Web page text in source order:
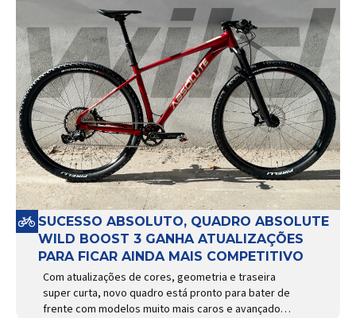
SUCESSO ABSOLUTO, QUADRO ABSOLUTE
WILD BOOST 3 GANHA ATUALIZAÇÕES
PARA FICAR AINDA MAIS COMPETITIVO
Com atualizações de cores, geometria e traseira
super curta, novo quadro está pronto para bater de
frente com modelos muito mais caros e avançados